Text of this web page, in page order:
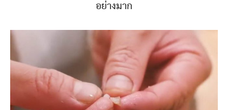
อย่างมาก